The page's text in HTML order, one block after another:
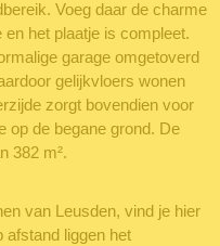
Voeg daar de charme
en het plaatje is compleet.
garage omgetoverd
gelijkvloers wonen
zorgt bovendien voor
op de begane grond. De
382 m².
van Leusden, vind je hier
afstand liggen het